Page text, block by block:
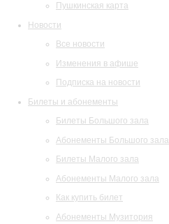
Пушкинская карта
Новости
Все новости
Изменения в афише
Подписка на новости
Билеты и абонементы
Билеты Большого зала
Абонементы Большого зала
Билеты Малого зала
Абонементы Малого зала
Как купить билет
Абонементы Музитория